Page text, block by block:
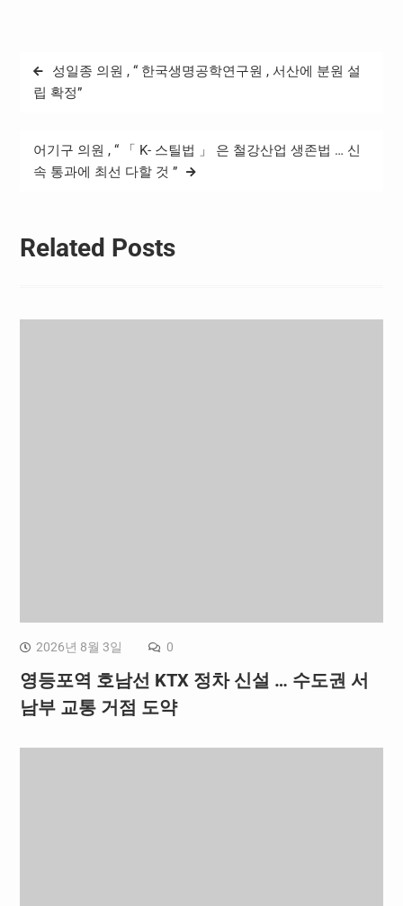
글
탐
성일종 의원 , “ 한국생명공학연구원 , 서산에 분원 설
립 확정”
어기구 의원 , “ 「 K- 스틸법 」 은 철강산업 생존법 … 신
속 통과에 최선 다할 것 ”
Related Posts
2026년 8월 3일 0
영등포역 호남선 KTX 정차 신설 … 수도권 서
남부 교통 거점 도약